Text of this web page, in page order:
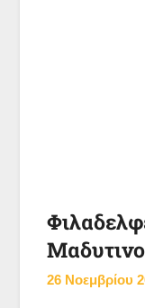
26 Νοεμβρίου